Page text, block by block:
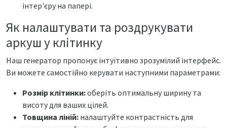
інтер'єру на папері.
Як налаштувати та роздрукувати
аркуш у клітинку
Наш генератор пропонує інтуїтивно зрозумілий інтерфейс.
Ви можете самостійно керувати наступними параметрами:
Розмір клітинки:оберіть оптимальну ширину та
висоту для ваших цілей.
Товщина ліній: налаштуйте контрастність для